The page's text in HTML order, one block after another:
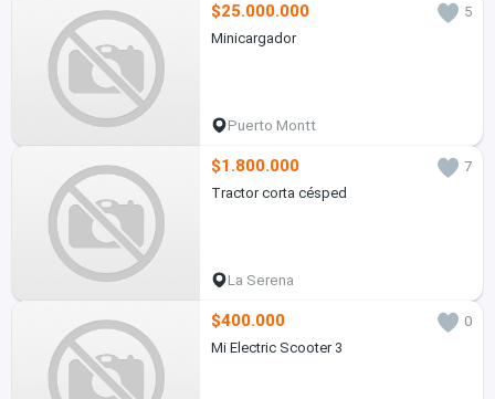
$25.000.000
5
Minicargador
Puerto Montt
$1.800.000
7
Tractor corta césped
La Serena
$400.000
0
Mi Electric Scooter 3